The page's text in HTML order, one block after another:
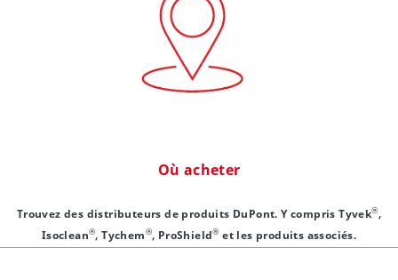
Où acheter
Trouvez des distributeurs de produits DuPont. Y compris Tyvek®,
Isoclean®, Tychem®, ProShield® et les produits associés.